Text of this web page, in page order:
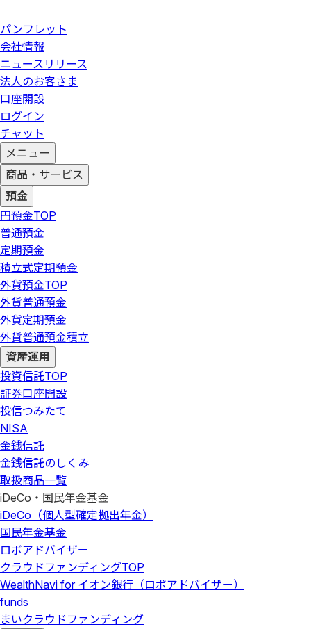
パンフレット
会社情報
ニュースリリース
法人のお客さま
口座開設
ログイン
チャット
メニュー
商品・サービス
預金
円預金TOP
普通預金
定期預金
積立式定期預金
外貨預金TOP
外貨普通預金
外貨定期預金
外貨普通預金積立
資産運用
投資信託TOP
証券口座開設
投信つみたて
NISA
金銭信託
金銭信託のしくみ
取扱商品一覧
iDeCo・国民年金基金
iDeCo（個人型確定拠出年金）
国民年金基金
ロボアドバイザー
クラウドファンディングTOP
WealthNavi for イオン銀行（ロボアドバイザー）
funds
まいクラウドファンディング